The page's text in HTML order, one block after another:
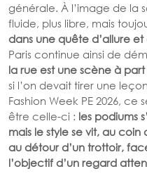
générale. À l’image de la
fluide, plus libre, mais
dans une quête d’allure et
Paris continue ainsi de
la rue est une scène à
si l’on devait tirer une
Fashion Week PE 2026, ce
être celle-ci : les podiums
mais le style se vit, au coin
au détour d’un trottoir,
l’objectif d’un regard